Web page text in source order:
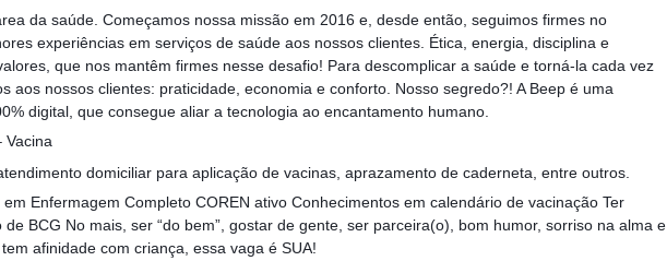
da saúde. Começamos nossa missão em 2016 e, desde então, seguimos firmes no
experiências em serviços de saúde aos nossos clientes. Ética, energia, disciplina e
que nos mantêm firmes nesse desafio! Para descomplicar a saúde e torná-la cada vez
aos nossos clientes: praticidade, economia e conforto. Nosso segredo?! A Beep é uma
digital, que consegue aliar a tecnologia ao encantamento humano.
Vacina
domiciliar para aplicação de vacinas, aprazamento de caderneta, entre outros.
Enfermagem Completo COREN ativo Conhecimentos em calendário de vacinação Ter
BCG No mais, ser “do bem”, gostar de gente, ser parceira(o), bom humor, sorriso na alma e
afinidade com criança, essa vaga é SUA!